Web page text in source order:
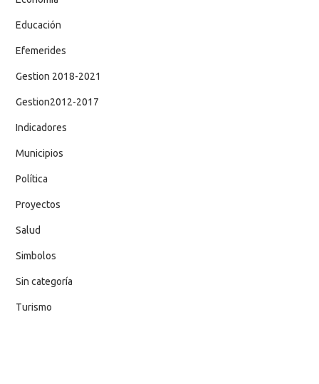
Educación
Efemerides
Gestion 2018-2021
Gestion2012-2017
Indicadores
Municipios
Política
Proyectos
Salud
Simbolos
Sin categoría
Turismo